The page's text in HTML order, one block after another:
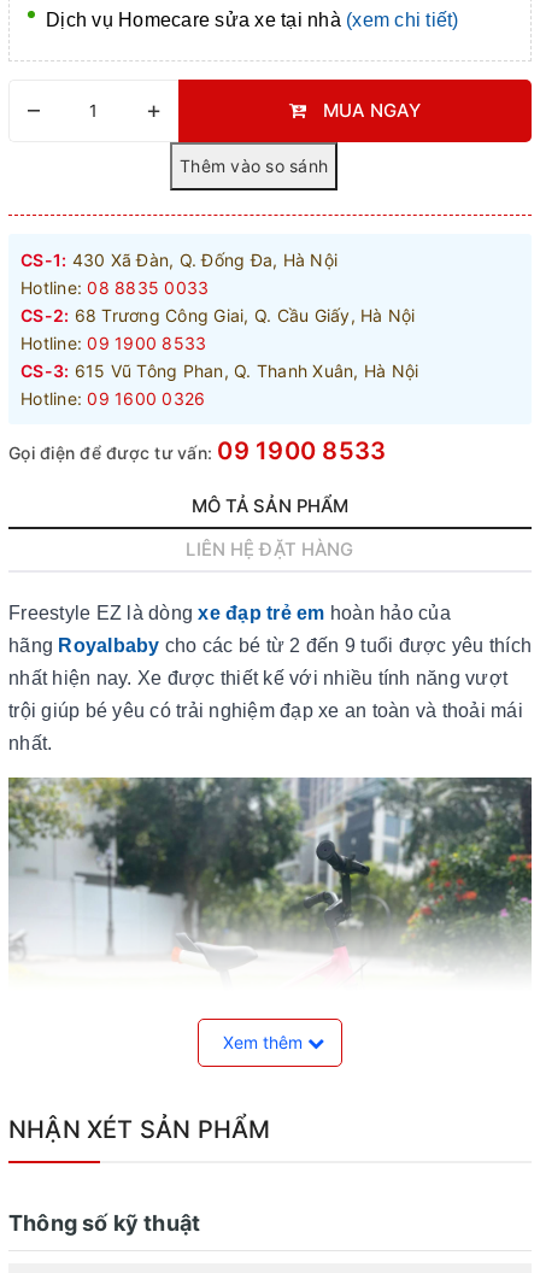
Dịch vụ Homecare sửa xe tại nhà (xem chi tiết)
– + MUA NGAY
CS-1: 430 Xã Đàn, Q. Đống Đa, Hà Nội
Hotline: 08 8835 0033
CS-2: 68 Trương Công Giai, Q. Cầu Giấy, Hà Nội
Hotline: 09 1900 8533
CS-3: 615 Vũ Tông Phan, Q. Thanh Xuân, Hà Nội
Hotline: 09 1600 0326
Gọi điện để được tư vấn: 09 1900 8533
MÔ TẢ SẢN PHẨM
LIÊN HỆ ĐẶT HÀNG
Freestyle EZ là dòngxe đạp trẻ em hoàn hảo của
hãng Royalbaby cho các bé từ 2 đến 9 tuổi được yêu thích
nhất hiện nay. Xe được thiết kế với nhiều tính năng vượt
trội giúp bé yêu có trải nghiệm đạp xe an toàn và thoải mái
nhất.
Xem thêm
NHẬN XÉT SẢN PHẨM
Thông số kỹ thuật